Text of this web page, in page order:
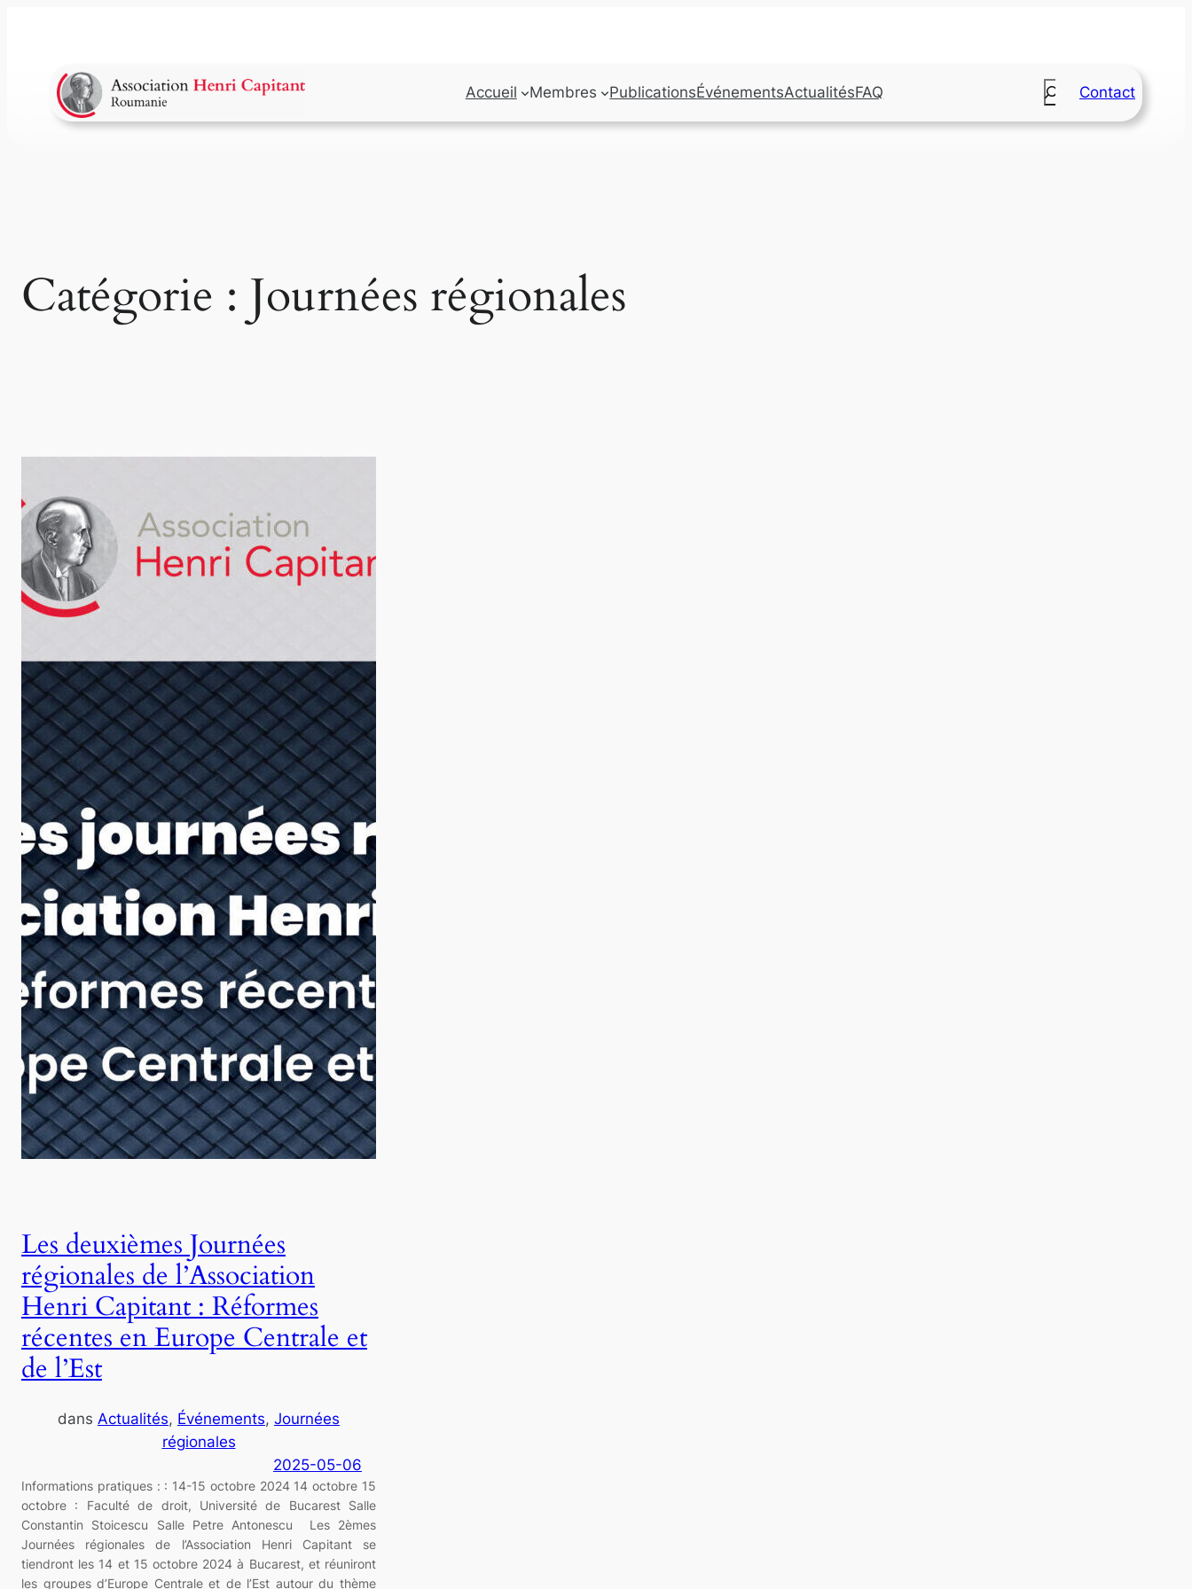
Accueil
Membres PublicationsÉvénementsActualitésFAQ SearchContact
Catégorie : Journées régionales
Les deuxièmes Journées
régionales de l’Association
Henri Capitant : Réformes
récentes en Europe Centrale et
de l’Est
dans Actualités, Événements, Journées
régionales
2025-05-06
Informations pratiques : : 14-15 octobre 2024 14 octobre 15
octobre : Faculté de droit, Université de Bucarest Salle
Constantin Stoicescu Salle Petre Antonescu Les 2èmes
Journées régionales de l’Association Henri Capitant se
tiendront les 14 et 15 octobre 2024 à Bucarest, et réuniront
les groupes d’Europe Centrale et de l’Est autour du thème